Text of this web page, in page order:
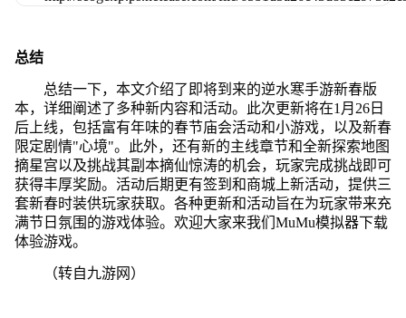
总结
总结一下，本文介绍了即将到来的逆水寒手游新春版
本，详细阐述了多种新内容和活动。此次更新将在1月26日
后上线，包括富有年味的春节庙会活动和小游戏，以及新春
限定剧情"心境"。此外，还有新的主线章节和全新探索地图
摘星宫以及挑战其副本摘仙惊涛的机会，玩家完成挑战即可
获得丰厚奖励。活动后期更有签到和商城上新活动，提供三
套新春时装供玩家获取。各种更新和活动旨在为玩家带来充
满节日氛围的游戏体验。欢迎大家来我们MuMu模拟器下载
体验游戏。
（转自九游网）